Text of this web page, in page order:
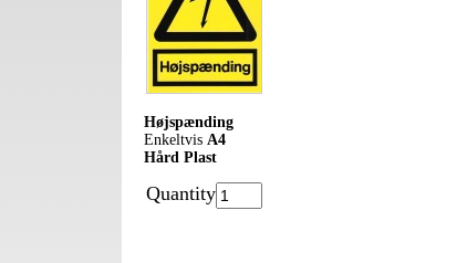
Højspænding
Enkeltvis A4
Hård Plast
Quantity